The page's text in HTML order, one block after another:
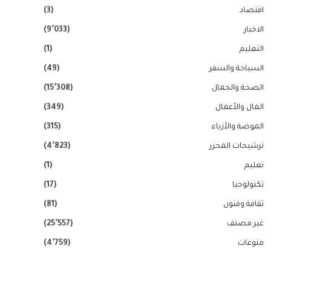
اقتصاد (3)
الاخبار (9٬033)
التعليم (1)
السياحة والسفر (49)
الصحة والجمال (15٬308)
المال والأعمال (349)
الموضة والأزياء (315)
ترشيحات المحرر (4٬823)
تعليم (1)
تكنولوجيا (17)
ثقافة وفنون (81)
غير مصنف (25٬557)
منوعات (4٬759)